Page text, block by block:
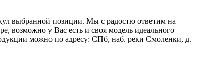
выбранной позиции. Мы с радостю ответим на
возможно у Вас есть и своя модель идеального
можно по адресу: СПб, наб. реки Смоленки, д.